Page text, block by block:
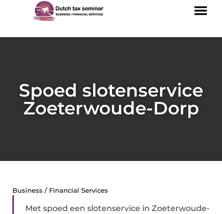
Spoed slotenservice
Zoeterwoude-Dorp
Business / Financial Services
Met spoed een slotenservice in Zoeterwoude-